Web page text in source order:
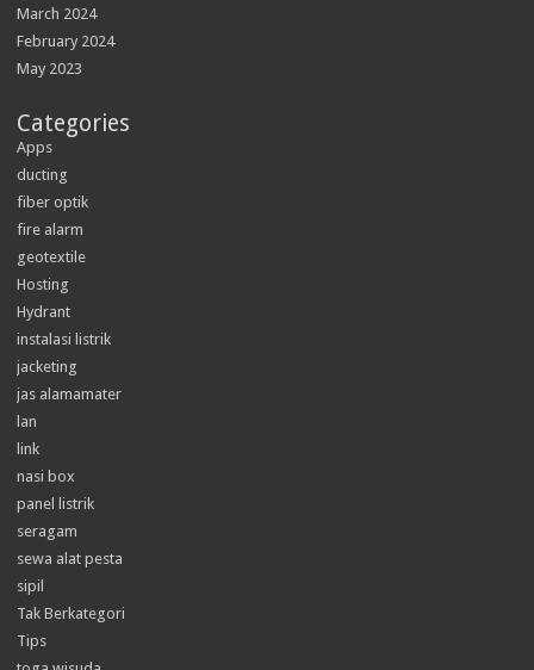
March 2024
February 2024
May 2023
Categories
Apps
ducting
fiber optik
fire alarm
geotextile
Hosting
Hydrant
instalasi listrik
jacketing
jas alamamater
lan
link
nasi box
panel listrik
seragam
sewa alat pesta
sipil
Tak Berkategori
Tips